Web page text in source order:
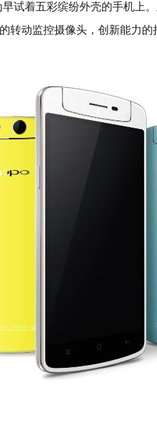
试着五彩缤纷外壳的手机上
转动监控摄像头，创新能力